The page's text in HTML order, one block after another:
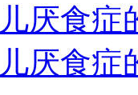
厌食症
厌食症